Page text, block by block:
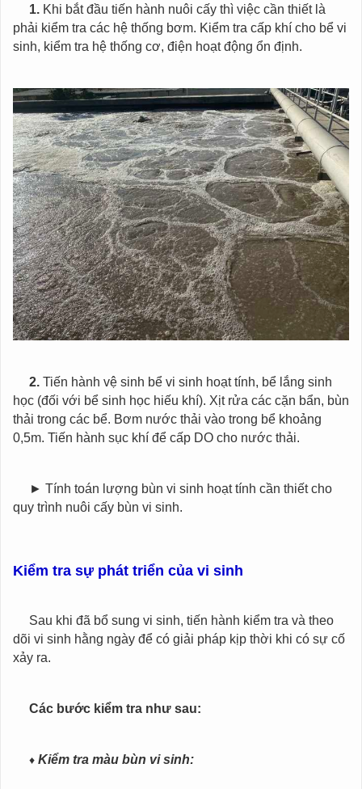
1. Khi bắt đầu tiến hành nuôi cấy thì việc cần thiết là
phải kiểm tra các hệ thống bơm. Kiểm tra cấp khí cho bể vi
sinh, kiểm tra hệ thống cơ, điện hoạt động ổn định.
2. Tiến hành vệ sinh bể vi sinh hoạt tính, bể lắng sinh
học (đối với bể sinh học hiếu khí). Xịt rửa các cặn bẩn, bùn
thải trong các bể. Bơm nước thải vào trong bể khoảng
0,5m. Tiến hành sục khí để cấp DO cho nước thải.
► Tính toán lượng bùn vi sinh hoạt tính cần thiết cho
quy trình nuôi cấy bùn vi sinh.
Kiểm tra sự phát triển của vi sinh
Sau khi đã bổ sung vi sinh, tiến hành kiểm tra và theo
dõi vi sinh hằng ngày để có giải pháp kịp thời khi có sự cố
xảy ra.
Các bước kiểm tra như sau:
♦ Kiểm tra màu bùn vi sinh: